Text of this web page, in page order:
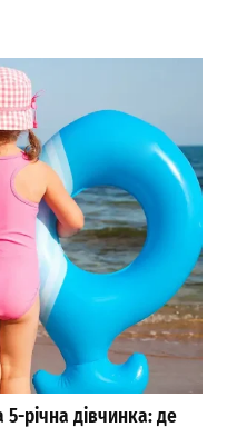
5-річна дівчинка: де